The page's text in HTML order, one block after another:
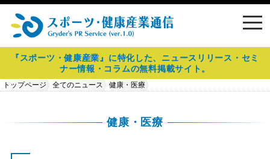
『スポーツ・健康産業』に特化した、ニュースリリース・セミ
ナー情報・コラムの無料掲載サイト。
トップページ 全てのニュース
健康・医療
健康・医療